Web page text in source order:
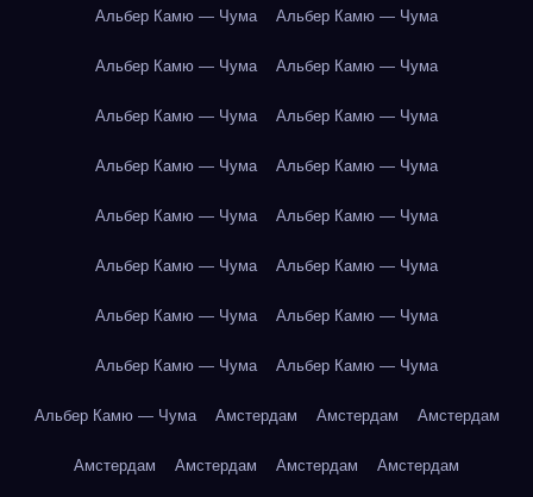
Альбер Камю — Чума Альбер Камю — Чума
Альбер Камю — Чума Альбер Камю — Чума
Альбер Камю — Чума Альбер Камю — Чума
Альбер Камю — Чума Альбер Камю — Чума
Альбер Камю — Чума Альбер Камю — Чума
Альбер Камю — Чума Альбер Камю — Чума
Альбер Камю — Чума Альбер Камю — Чума
Альбер Камю — Чума Альбер Камю — Чума
Альбер Камю — Чума Амстердам Амстердам Амстердам
Амстердам Амстердам Амстердам Амстердам